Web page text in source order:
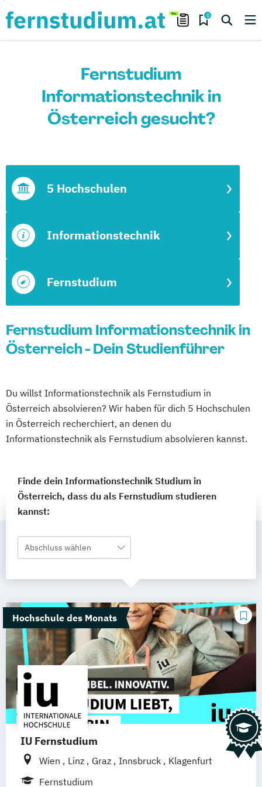
0
Fernstudium
Informationstechnik in
Österreich gesucht?
Fernstudium
Informationstechnik
5 Hochschulen
Fernstudium Informationstechnik in
Österreich - Dein Studienführer
Du willst Informationstechnik als Fernstudium in
Österreich absolvieren? Wir haben für dich 5 Hochschulen
in Österreich recherchiert, an denen du
Informationstechnik als Fernstudium absolvieren kannst.
Finde dein Informationstechnik Studium in
Österreich, dass du als Fernstudium studieren
kannst:
Abschluss wählen
Hochschule des Monats
IU Fernstudium
Wien Linz Graz Innsbruck
Klagenfurt
Fernstudium